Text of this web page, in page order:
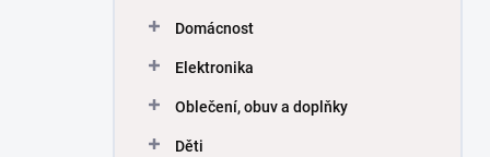
Domácnost
Elektronika
Oblečení, obuv a doplňky
Děti